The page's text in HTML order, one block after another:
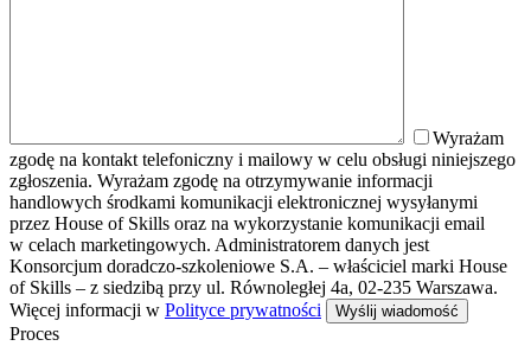
Wyrażam
zgodę na kontakt telefoniczny i mailowy w celu obsługi niniejszego
zgłoszenia. Wyrażam zgodę na otrzymywanie informacji
handlowych środkami komunikacji elektronicznej wysyłanymi
przez House of Skills oraz na wykorzystanie komunikacji email
w celach marketingowych. Administratorem danych jest
Konsorcjum doradczo-szkoleniowe S.A. – właściciel marki House
of Skills – z siedzibą przy ul. Równoległej 4a, 02-235 Warszawa.
Więcej informacji w Polityce prywatności
Proces